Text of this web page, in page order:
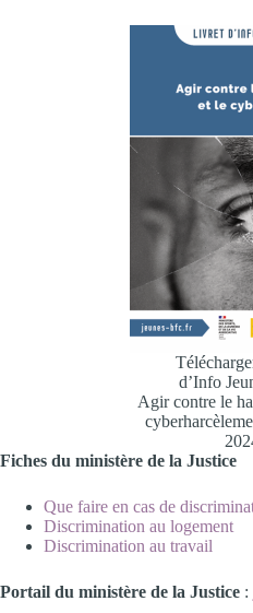
d’Info
Agir contre le
Fiches du ministère de la Justice
Que faire en cas de
Discrimination au logement
Discrimination au travail
Portail du ministère de la Justice :